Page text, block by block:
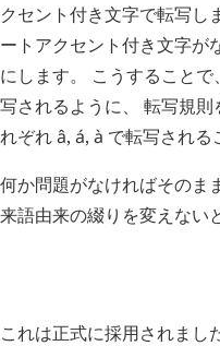
クセント付き文字で転写し
ートアクセント付き文字が
にします。 こうすること
写されるように、 転写規
れぞれâ, á, à で転写される
何か問題がなければそのま
来語由来の綴りを変えない
これは正式に採用されまし